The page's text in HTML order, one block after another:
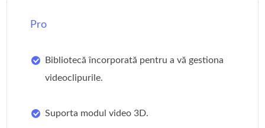
Pro
Bibliotecă încorporată pentru a vă gestiona
videoclipurile.
Suporta modul video 3D.